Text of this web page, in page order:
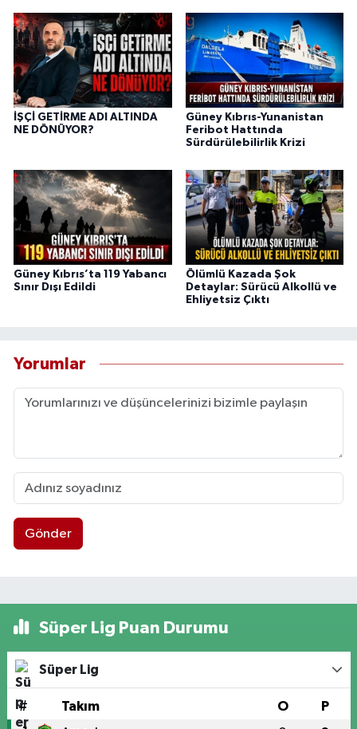
İŞÇİ GETİRME ADI ALTINDA
NE DÖNÜYOR?
Güney Kıbrıs-Yunanistan
Feribot Hattında
Sürdürülebilirlik Krizi
Güney Kıbrıs’ta 119 Yabancı
Sınır Dışı Edildi
Ölümlü Kazada Şok
Detaylar: Sürücü Alkollü ve
Ehliyetsiz Çıktı
Yorumlar
Gönder
Süper Lig Puan Durumu
Süper Lig
# Takım O P